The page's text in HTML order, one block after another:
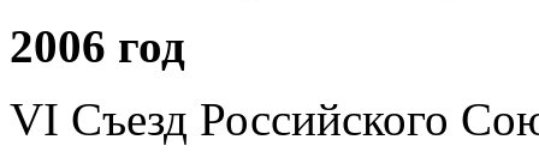
2006 год
VI Съезд Российского